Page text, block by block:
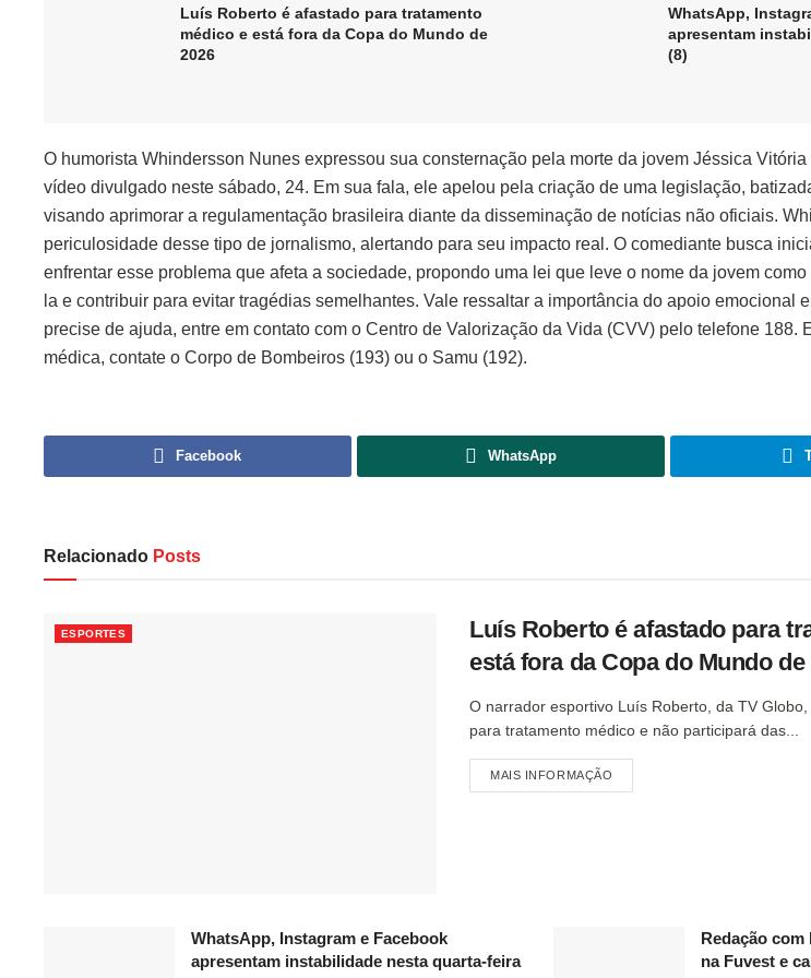
Luís Roberto é afastado para tratamento
médico e está fora da Copa do Mundo de
2026
WhatsApp,
apresentam
(8)
O humorista Whindersson Nunes expressou sua consternação pela morte da jovem Jéssica
vídeo divulgado neste sábado, 24. Em sua fala, ele apelou pela criação de uma legislação,
visando aprimorar a regulamentação brasileira diante da disseminação de notícias não oficiais.
periculosidade desse tipo de jornalismo, alertando para seu impacto real. O comediante busca
enfrentar esse problema que afeta a sociedade, propondo uma lei que leve o nome da jovem
la e contribuir para evitar tragédias semelhantes. Vale ressaltar a importância do apoio emocional
precise de ajuda, entre em contato com o Centro de Valorização da Vida (CVV) pelo telefone 188.
médica, contate o Corpo de Bombeiros (193) ou o Samu (192).
Facebook WhatsApp
Relacionado Posts
ESPORTES
Luís Roberto é afastado para
está fora da Copa do Mundo de
O narrador esportivo Luís Roberto, da TV
para tratamento médico e não participará das...
MAIS INFORMAÇÃO
WhatsApp, Instagram e Facebook
apresentam instabilidade nesta quarta-feira
Redação
na Fuvest e